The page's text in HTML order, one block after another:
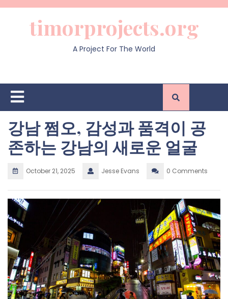
contenttimorprojects.org
A Project For The World
Open
Button
강남 쩜오, 감성과 품격이 공
존하는 강남의 새로운 얼굴
October 21, 2025 Jesse Evans 0 Comments